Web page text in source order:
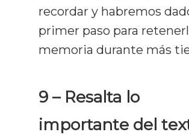
recordar y habremos
primer paso para
memoria durante más
9 – Resalta lo
importante del